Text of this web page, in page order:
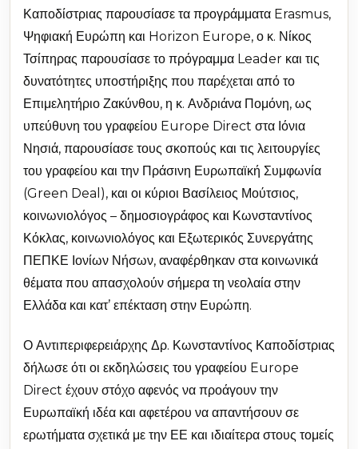
Καποδίστριας παρουσίασε τα προγράμματα Erasmus,
Ψηφιακή Ευρώπη και Horizon Europe, ο κ. Νίκος
Τσίπηρας παρουσίασε το πρόγραμμα Leader και τις
δυνατότητες υποστήριξης που παρέχεται από το
Επιμελητήριο Ζακύνθου, η κ. Ανδριάνα Πομόνη, ως
υπεύθυνη του γραφείου Europe Direct στα Ιόνια
Νησιά, παρουσίασε τους σκοπούς και τις λειτουργίες
του γραφείου και την Πράσινη Ευρωπαϊκή Συμφωνία
(Green Deal), και οι κύριοι Βασίλειος Μούτσιος,
κοινωνιολόγος – δημοσιογράφος και Κωνσταντίνος
Κόκλας, κοινωνιολόγος και Εξωτερικός Συνεργάτης
ΠΕΠΚΕ Ιονίων Νήσων, αναφέρθηκαν στα κοινωνικά
θέματα που απασχολούν σήμερα τη νεολαία στην
Ελλάδα και κατ’ επέκταση στην Ευρώπη.
Ο Αντιπεριφερειάρχης Δρ. Κωνσταντίνος Καποδίστριας
δήλωσε ότι οι εκδηλώσεις του γραφείου Europe
Direct έχουν στόχο αφενός να προάγουν την
Ευρωπαϊκή ιδέα και αφετέρου να απαντήσουν σε
ερωτήματα σχετικά με την ΕΕ και ιδιαίτερα στους τομείς